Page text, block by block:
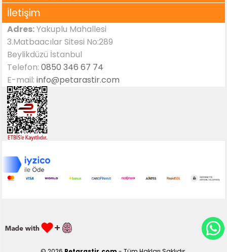
İletişim
Adres:Yakuplu Mahallesi
3.Matbaacılar Sitesi No:289
Beylikdüzü İstanbul
Telefon:0850 346 67 74
E-mail:info@petarastir.com